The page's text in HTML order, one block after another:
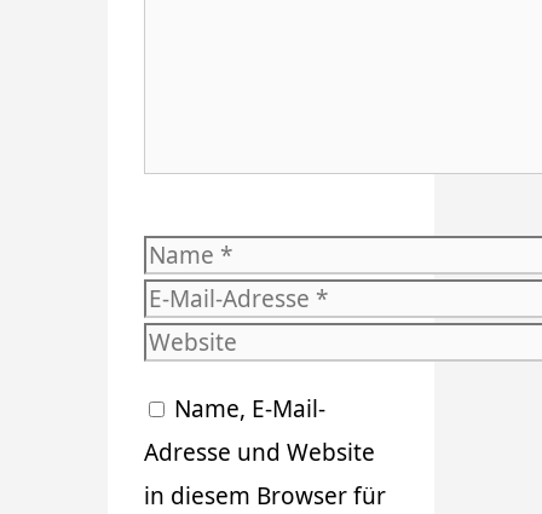
Name
E-
Mail-
Website
Name, E-Mail-
Adresse und Website
in diesem Browser für